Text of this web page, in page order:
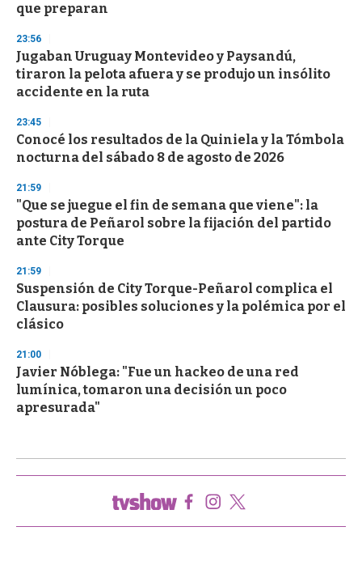
que preparan
23:56
Jugaban Uruguay Montevideo y Paysandú,
tiraron la pelota afuera y se produjo un insólito
accidente en la ruta
23:45
Conocé los resultados de la Quiniela y la Tómbola
nocturna del sábado 8 de agosto de 2026
21:59
"Que se juegue el fin de semana que viene": la
postura de Peñarol sobre la fijación del partido
ante City Torque
21:59
Suspensión de City Torque-Peñarol complica el
Clausura: posibles soluciones y la polémica por el
clásico
21:00
Javier Nóblega: "Fue un hackeo de una red
lumínica, tomaron una decisión un poco
apresurada"